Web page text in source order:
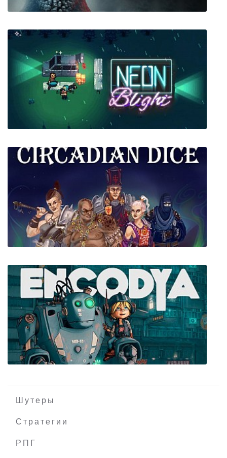
XCOM 2 + все дополнения
Neon Blight
Circadian Dice
Шутеры
Стратегии
РПГ